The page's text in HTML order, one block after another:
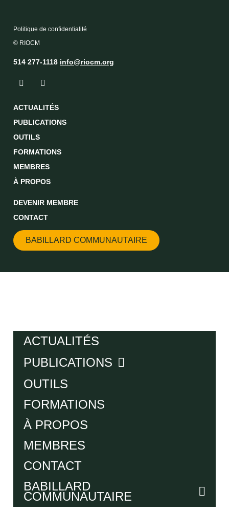
Politique de confidentialité
© RIOCM
514 277-1118 info@riocm.org
ACTUALITÉS
PUBLICATIONS
OUTILS
FORMATIONS
MEMBRES
À PROPOS
DEVENIR MEMBRE
CONTACT
BABILLARD COMMUNAUTAIRE
ACTUALITÉS
PUBLICATIONS
OUTILS
FORMATIONS
À PROPOS
MEMBRES
CONTACT
BABILLARD
COMMUNAUTAIRE